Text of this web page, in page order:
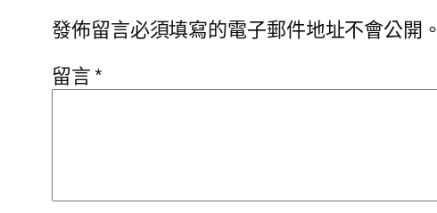
發佈留言必須填寫的電子郵件地址不會公開。
留言*